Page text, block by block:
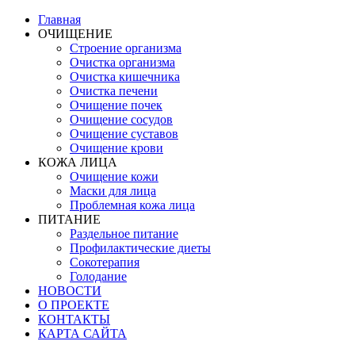
Главная
ОЧИЩЕНИЕ
Строение организма
Очистка организма
Очистка кишечника
Очистка печени
Очищение почек
Очищение сосудов
Очищение суставов
Очищение крови
КОЖА ЛИЦА
Очищение кожи
Маски для лица
Проблемная кожа лица
ПИТАНИЕ
Раздельное питание
Профилактические диеты
Сокотерапия
Голодание
НОВОСТИ
О ПРОЕКТЕ
КОНТАКТЫ
КАРТА САЙТА